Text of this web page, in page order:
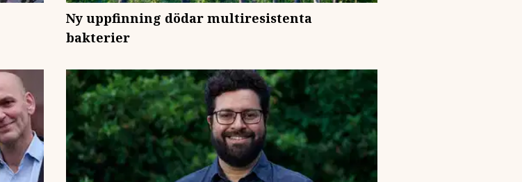
Ny uppfinning dödar multiresistenta
bakterier